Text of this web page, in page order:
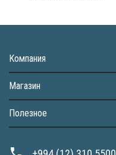
Компания
Магазин
Полезное